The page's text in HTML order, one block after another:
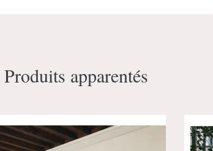
Produits apparentés